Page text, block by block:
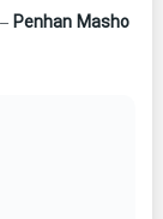
– Penhan Masho